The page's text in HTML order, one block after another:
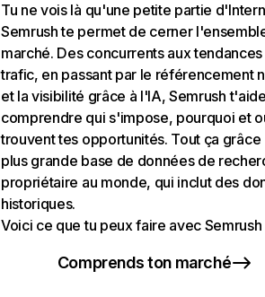
Tu ne vois là qu'une petite partie
Semrush te permet de cerner
marché. Des concurrents aux
trafic, en passant par le référencement
et la visibilité grâce à l'IA, Semrush
comprendre qui s'impose, pourquoi et
trouvent tes opportunités. Tout ça grâce
plus grande base de données de
propriétaire au monde, qui inclut des
historiques.
Voici ce que tu peux faire avec Semrush
Comprends ton marché